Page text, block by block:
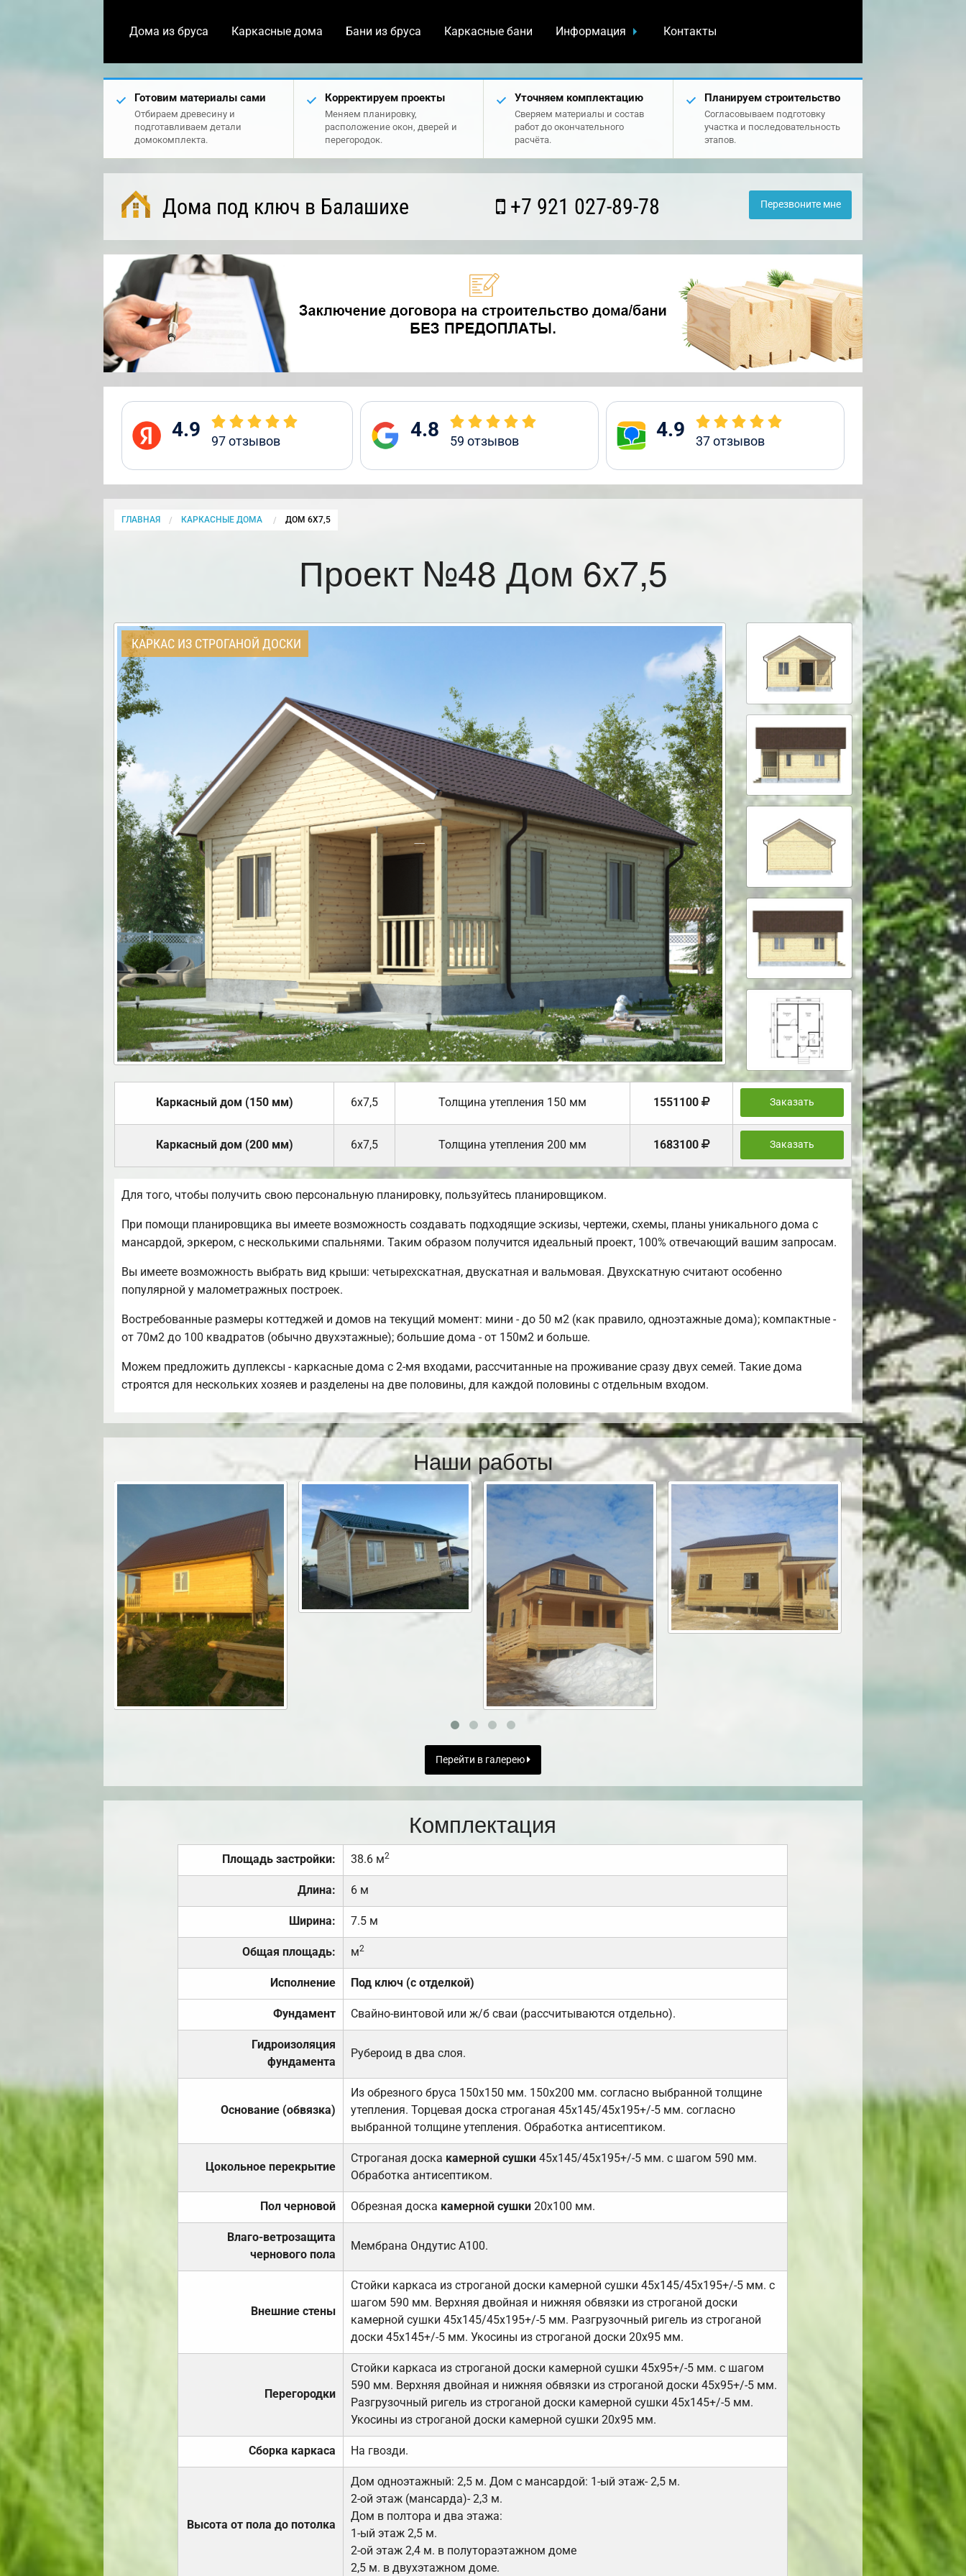
Дома из бруса Каркасные дома Бани из бруса Каркасные бани Информация Контакты
Готовим материалы сами
Отбираем древесину и
подготавливаем детали
домокомплекта.
Корректируем проекты
Меняем планировку,
расположение окон, дверей и
перегородок.
Уточняем комплектацию
Сверяем материалы и состав
работ до окончательного
расчёта.
Планируем строительство
Согласовываем подготовку
участка и последовательность
этапов.
Дома под ключ в Балашихе +7 921 027-89-78 Перезвоните мне
4.9 97отзывов 4.8 59 отзывов 4.9 37отзывов
ГЛАВНАЯ КАРКАСНЫЕ ДОМА CURRENT:
ДОМ 6Х7,5
Проект №48 Дом 6х7,5
КАРКАС ИЗ СТРОГАНОЙ ДОСКИ
Каркасный дом (150 мм) 6х7,5 Толщина утепления 150 мм 1551100 Заказать
Каркасный дом (200 мм) 6х7,5 Толщина утепления 200 мм 1683100 Заказать
Для того, чтобы получить свою персональную планировку, пользуйтесь планировщиком.
При помощи планировщика вы имеете возможность создавать подходящие эскизы, чертежи, схемы, планы уникального дома с
мансардой, эркером, с несколькими спальнями. Таким образом получится идеальный проект, 100% отвечающий вашим запросам.
Вы имеете возможность выбрать вид крыши: четырехскатная, двускатная и вальмовая. Двухскатную считают особенно
популярной у малометражных построек.
Востребованные размеры коттеджей и домов на текущий момент: мини - до 50 м2 (как правило, одноэтажные дома); компактные -
от 70м2 до 100 квадратов (обычно двухэтажные); большие дома - от 150м2 и больше.
Можем предложить дуплексы - каркасные дома с 2-мя входами, рассчитанные на проживание сразу двух семей. Такие дома
строятся для нескольких хозяев и разделены на две половины, для каждой половины с отдельным входом.
Наши работы
Перейти в галерею
Комплектация
Площадь застройки: 38.6 м2
Длина: 6 м
Ширина: 7.5 м
Общая площадь: м2
Исполнение Под ключ (с отделкой)
Фундамент Свайно-винтовой или ж/б сваи (рассчитываются отдельно).
Гидроизоляция
фундамента
Рубероид в два слоя.
Основание (обвязка)
Из обрезного бруса 150х150 мм. 150х200 мм. согласно выбранной толщине
утепления. Торцевая доска строганая 45х145/45х195+/-5 мм. согласно
выбранной толщине утепления. Обработка антисептиком.
Цокольное перекрытие
Строганая доска камерной сушки 45х145/45х195+/-5 мм. с шагом 590 мм.
Обработка антисептиком.
Пол черновой Обрезная доска камерной сушки20х100 мм.
Влаго-ветрозащита
чернового пола
Мембрана Ондутис А100.
Внешние стены
Стойки каркаса из строганой доски камерной сушки 45х145/45х195+/-5 мм. с
шагом 590 мм. Верхняя двойная и нижняя обвязки из строганой доски
камерной сушки 45х145/45х195+/-5 мм. Разгрузочный ригель из строганой
доски 45х145+/-5 мм. Укосины из строганой доски 20х95 мм.
Перегородки
Стойки каркаса из строганой доски камерной сушки 45х95+/-5 мм. с шагом
590 мм. Верхняя двойная и нижняя обвязки из строганой доски 45х95+/-5 мм.
Разгрузочный ригель из строганой доски камерной сушки 45х145+/-5 мм.
Укосины из строганой доски камерной сушки 20х95 мм.
Сборка каркаса На гвозди.
Высота от пола до потолка
Дом одноэтажный: 2,5 м. Дом с мансардой: 1-ый этаж- 2,5 м.
2-ой этаж (мансарда)- 2,3 м.
Дом в полтора и два этажа:
1-ый этаж 2,5 м.
2-ой этаж 2,4 м. в полутораэтажном доме
2,5 м. в двухэтажном доме.